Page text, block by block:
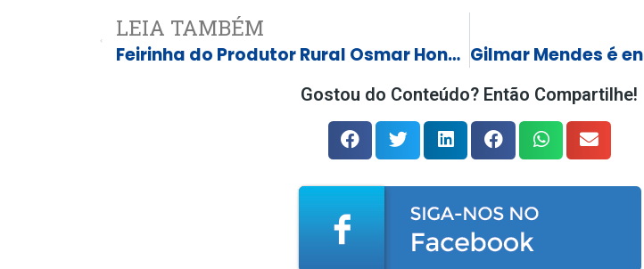
LEIA TAMBÉM
Feirinha do Produtor Rural Osmar Honório Ribeiro: Cobertura garantida com emenda de R$ 200 mil do Deputado Doutor Valdomiro Lopes
Gostou do Conteúdo? Então Compartilhe!